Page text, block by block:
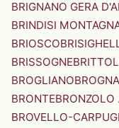
BRIGNANO GERA
BRINDISI
BRIOSCO
BRISSOGNE
BROGLIANO
BRONTEBRONZOLO
BROVELLO-